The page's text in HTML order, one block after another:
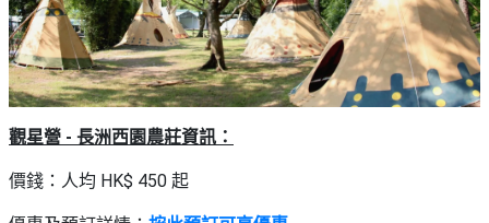
觀星營 - 長洲西園農莊資訊：
價錢：人均 HK$ 450 起